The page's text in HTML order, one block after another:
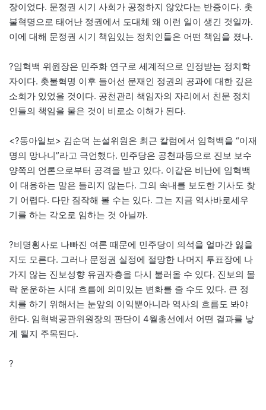
장이었다. 문정권 시기 사회가 공정하지 않았다는 반증이다. 촛
불혁명으로 태어난 정권에서 도대체 왜 이런 일이 생긴 것일까.
이에 대해 문정권 시기 책임있는 정치인들은 어떤 책임을 졌나.
?임혁백 위원장은 민주화 연구로 세계적으로 인정받는 정치학
자이다. 촛불혁명 이후 들어선 문재인 정권의 공과에 대한 깊은
소회가 있었을 것이다. 공천관리 책임자의 자리에서 친문 정치
인들의 책임을 물은 것이 비로소 이해가 된다.
<?동아일보> 김순덕 논설위원은 최근 칼럼에서 임혁백을 “이재
명의 망나니”라고 극언했다. 민주당은 공천파동으로 진보 보수
양쪽의 언론으로부터 공격을 받고 있다. 이같은 비난에 임혁백
이 대응하는 말은 들리지 않는다. 그의 속내를 보도한 기사도 찾
기 어렵다. 다만 짐작해 볼 수는 있다. 그는 지금 역사바로세우
기를 하는 각오로 임하는 것 아닐까.
?비명횡사로 나빠진 여론 때문에 민주당이 의석을 얼마간 잃을
지도 모른다. 그러나 문정권 실정에 절망한 나머지 투표장에 나
가지 않는 진보성향 유권자층을 다시 불러올 수 있다. 진보의 몰
락 운운하는 시대 흐름에 의미있는 변화를 줄 수도 있다. 큰 정
치를 하기 위해서는 눈앞의 이익뿐아니라 역사의 흐름도 봐야
한다. 임혁백공관위원장의 판단이 4월총선에서 어떤 결과를 낳
게 될지 주목된다.
?